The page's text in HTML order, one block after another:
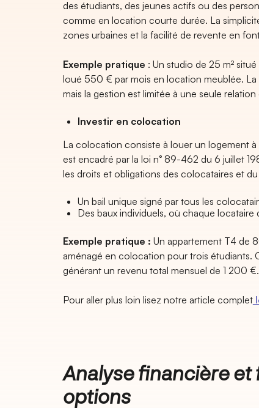
des étudiants, des jeunes actifs ou des
comme en location courte durée. La
zones urbaines et la facilité de revente en
Exemple pratique : Un studio de 25 m²
loué 550 € par mois en location meublée.
mais la gestion est limitée à une seule
Investir en colocation
La colocation consiste à louer un logement
est encadré par la loi n° 89-462 du 6 juillet
les droits et obligations des colocataires et du
Un bail unique signé par tous les
Des baux individuels, où chaque
Exemple pratique : Un appartement T4 de
aménagé en colocation pour trois
générant un revenu total mensuel de 1 200 €.
Pour aller plus loin lisez notre article complet
Analyse financière et
options